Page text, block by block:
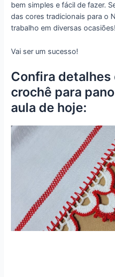
bem simples e fácil de fazer.
das cores tradicionais para o
trabalho em diversas ocasiões!
Vai ser um sucesso!
Confira detalhes
crochê para
aula de hoje: